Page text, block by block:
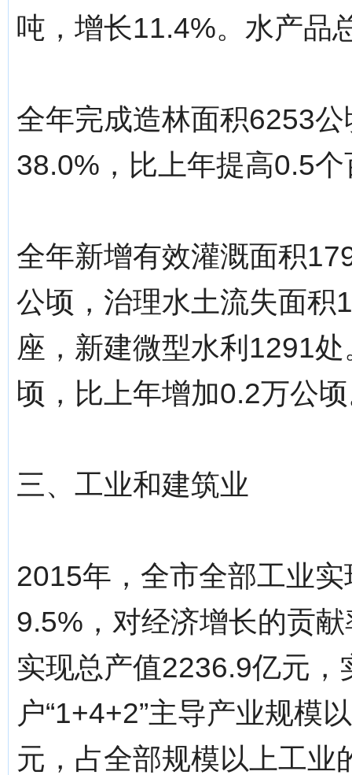
吨，增长11.4%。水产品
全年完成造林面积6253
38.0%，比上年提高0.5
全年新增有效灌溉面积
公顷，治理水土流失面积
座，新建微型水利1291
顷，比上年增加0.2万公
三、工业和建筑业
2015年，全市全部工业
9.5%，对经济增长的贡
实现总产值2236.9亿元
户“1+4+2”主导产业规模
元，占全部规模以上工业